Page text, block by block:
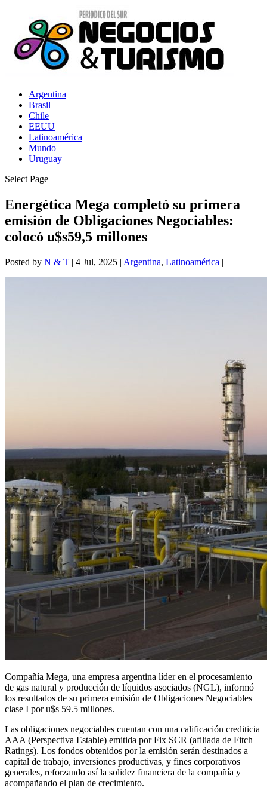
Argentina
Brasil
Chile
EEUU
Latinoamérica
Mundo
Uruguay
Select Page
Energética Mega completó su primera
emisión de Obligaciones Negociables:
colocó u$s59,5 millones
Posted by N & T | 4 Jul, 2025 | Argentina, Latinoamérica |
Compañía Mega, una empresa argentina líder en el procesamiento
de gas natural y producción de líquidos asociados (NGL), informó
los resultados de su primera emisión de Obligaciones Negociables
clase I por u$s 59.5 millones.
Las obligaciones negociables cuentan con una calificación crediticia
AAA (Perspectiva Estable) emitida por Fix SCR (afiliada de Fitch
Ratings). Los fondos obtenidos por la emisión serán destinados a
capital de trabajo, inversiones productivas, y fines corporativos
generales, reforzando así la solidez financiera de la compañía y
acompañando el plan de crecimiento.